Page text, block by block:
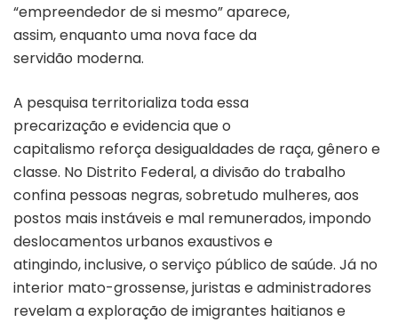
“empreendedor de si mesmo” aparece,
assim, enquanto uma nova face da
servidão moderna.
A pesquisa territorializa toda essa
precarização e evidencia que o
capitalismo reforça desigualdades de raça, gênero e
classe. No Distrito Federal, a divisão do trabalho
confina pessoas negras, sobretudo mulheres, aos
postos mais instáveis e mal remunerados, impondo
deslocamentos urbanos exaustivos e
atingindo, inclusive, o serviço público de saúde. Já no
interior mato-grossense, juristas e administradores
revelam a exploração de imigrantes haitianos e